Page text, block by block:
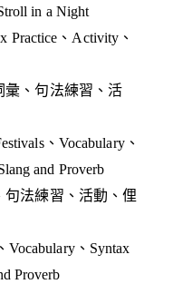
in a Night
Practice、Activity、
彙、句法練習、活
、Vocabulary、
and Proverb
法練習、活動、俚
Vocabulary、Syntax
Proverb